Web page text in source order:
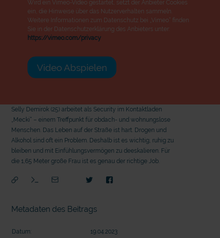
Wird ein Vimeo-Video gestartet, setzt der Anbieter Cookies
ein, die Hinweise über das Nutzerverhalten sammeln.
Weitere Informationen zum Datenschutz bei „Vimeo“ finden
Sie in der Datenschutzerklärung des Anbieters unter:
https://vimeo.com/privacy
Video Abspielen
Selly Demirok (25) arbeitet als Security im Kontaktladen
„Mecki“ – einem Treffpunkt für obdach- und wohnungslose
Menschen. Das Leben auf der Straße ist hart. Drogen und
Alkohol sind oft ein Problem. Deshalb ist es wichtig, ruhig zu
bleiben und mit Einfühlungsvermögen zu deeskalieren. Für
die 1,65 Meter große Frau ist es genau der richtige Job.
Metadaten des Beitrags
Datum:
19.04.2023